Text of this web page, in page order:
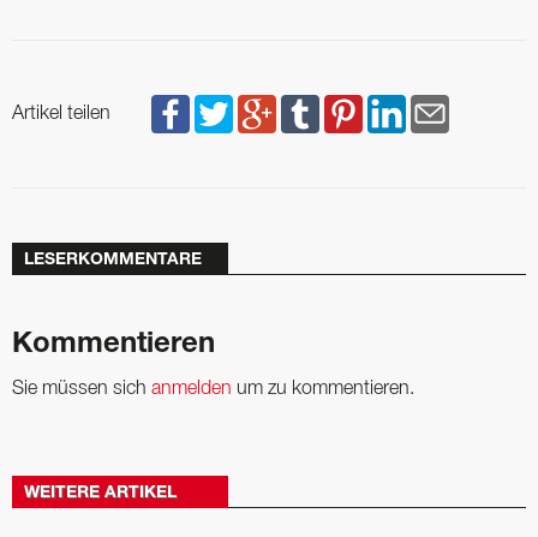
Artikel teilen
LESERKOMMENTARE
Kommentieren
Sie müssen sich anmelden um zu kommentieren.
WEITERE ARTIKEL